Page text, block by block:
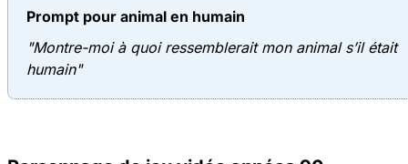
Prompt pour animal en humain
"Montre-moi à quoi ressemblerait mon animal s’il était
humain"